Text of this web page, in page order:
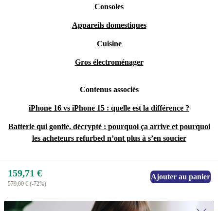
Consoles
Appareils domestiques
Cuisine
Gros électroménager
Contenus associés
iPhone 16 vs iPhone 15 : quelle est la différence ?
Batterie qui gonfle, décrypté : pourquoi ça arrive et pourquoi
les acheteurs refurbed n’ont plus à s’en soucier
159,71 €
579,00 € (-72%)
Ajouter au panier